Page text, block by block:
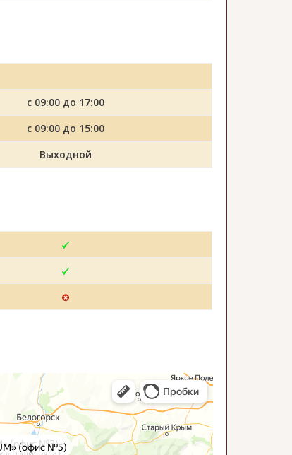
с 09:00 до 17:00
с 09:00 до 15:00
Выходной